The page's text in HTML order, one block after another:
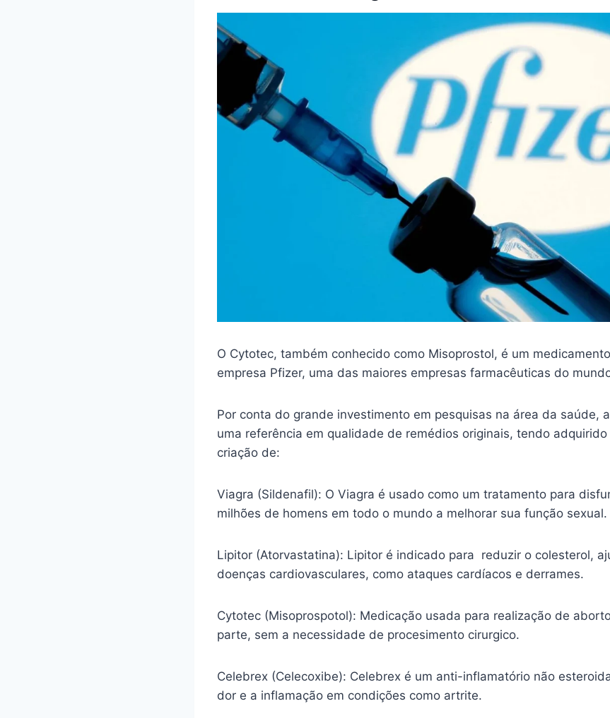
O Cytotec, também conhecido como Misoprostol, é um
empresa Pfizer, uma das maiores empresas farmacêuticas do
Por conta do grande investimento em pesquisas na área da saúde,
uma referência em qualidade de remédios originais, tendo
criação de:
Viagra (Sildenafil): O Viagra é usado como um tratamento para
milhões de homens em todo o mundo a melhorar sua função sexual.
Lipitor (Atorvastatina): Lipitor é indicado para reduzir o colesterol,
doenças cardiovasculares, como ataques cardíacos e derrames.
Cytotec (Misoprospotol): Medicação usada para realização de
parte, sem a necessidade de procesimento cirurgico.
Celebrex (Celecoxibe): Celebrex é um anti-inflamatório não
dor e a inflamação em condições como artrite.